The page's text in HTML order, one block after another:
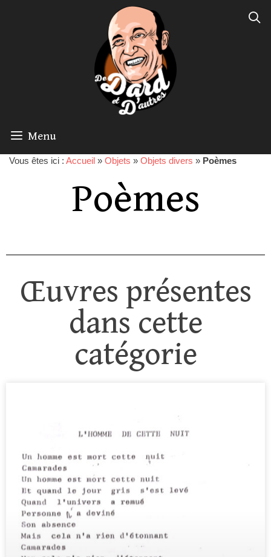
Menu
Vous êtes ici : Accueil » Objets » Objets divers » Poèmes
Poèmes
Œuvres présentes
dans cette
catégorie